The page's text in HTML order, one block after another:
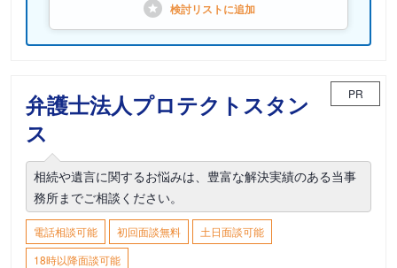
検討リストに追加
弁護士法人プロテクトスタン
ス
PR
相続や遺言に関するお悩みは、豊富な解決実績のある当事
務所までご相談ください。
電話相談可能 初回面談無料
土日面談可能
18時以降面談可能